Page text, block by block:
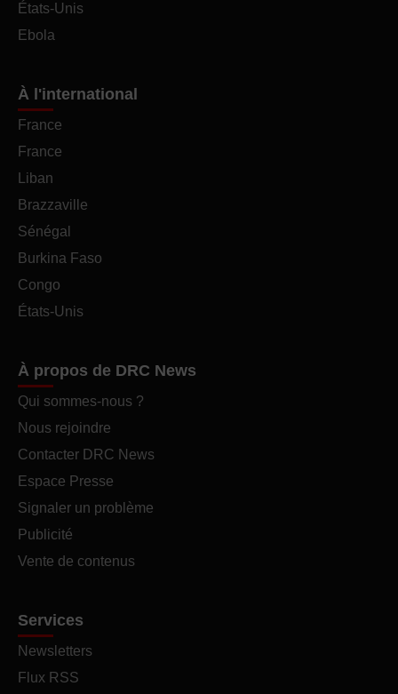
États-Unis
Ebola
À l'international
France
France
Liban
Brazzaville
Sénégal
Burkina Faso
Congo
États-Unis
À propos de DRC News
Qui sommes-nous ?
Nous rejoindre
Contacter DRC News
Espace Presse
Signaler un problème
Publicité
Vente de contenus
Services
Newsletters
Flux RSS